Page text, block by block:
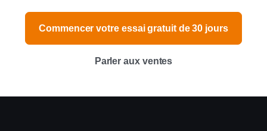
Commencer votre essai gratuit de 30 jours
Parler aux ventes